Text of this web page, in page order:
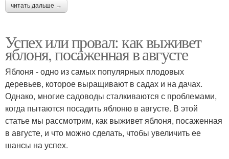
читать дальше →
Успех или провал: как выживет
яблоня, посаженная в августе
Яблоня - одно из самых популярных плодовых
деревьев, которое выращивают в садах и на дачах.
Однако, многие садоводы сталкиваются с проблемами,
когда пытаются посадить яблоню в августе. В этой
статье мы рассмотрим, как выживет яблоня, посаженная
в августе, и что можно сделать, чтобы увеличить ее
шансы на успех.